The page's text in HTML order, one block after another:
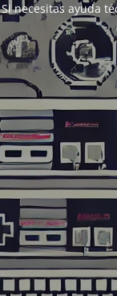
Si necesitas ayuda